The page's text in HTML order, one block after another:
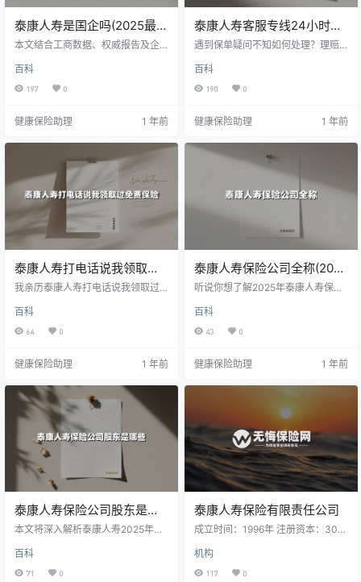
泰康人寿是国企吗(2025最新
权威解答)
本文结合工商数据、权威报告及企
企业性质与市场地位。
百科
197 0
健康保险助理 1 年前
泰康人寿客服专线24小时守
候：95522人工服务全流程
遇到保单疑问不知如何处理？理赔
7×24小时人工客服专线，通过精准
按键导航机制、智能预判客户需求
等创新服务模式，让年均处理超800
年龄层客户提供个性化解决方案。
馈，详细解读这支「永不断线」的
保险守护专线背后的服务逻辑。
百科
190 0
健康保险助理 1 年前
泰康人寿打电话说我领取过
免费保险(2025最新)
我亲历泰康人寿打电话说我领取过
破潜在风险，提醒大家警惕类似电
话的攻略。
百科
64 0
健康保险助理 1 年前
泰康人寿保险公司全称(2025
最新)
听说你想了解2025年泰康人寿保险
货给你讲得明明白白！
百科
43 0
健康保险助理 1 年前
泰康人寿保险公司股东是哪
些
本文将深入解析泰康人寿2025年最
外资布局及战略投资等关键信息。
百科
71 0
泰康人寿保险有限责任公司
成立时间：1996年 注册资本：30亿
市西城区复兴门内大街156号泰康人
寿大厦4、5、6层 公司简介 泰康保
机构
117 0